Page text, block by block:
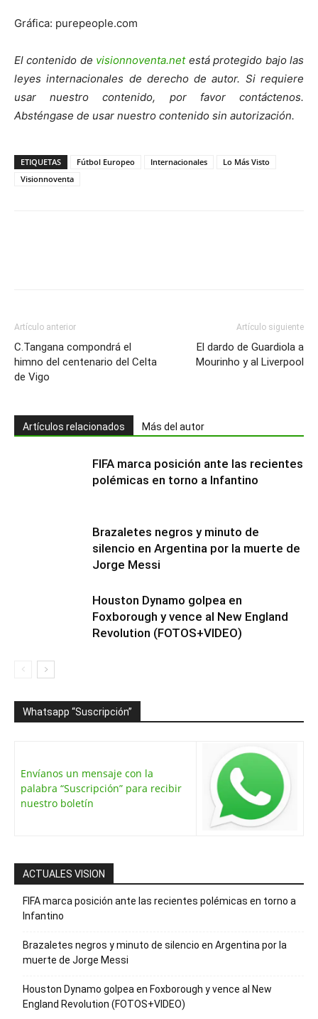
Gráfica: purepeople.com
El contenido de visionnoventa.netestá protegido bajo las
leyes internacionales de derecho de autor. Si requiere
usar nuestro contenido, por favor contáctenos.
Absténgase de usar nuestro contenido sin autorización.
ETIQUETAS Fútbol Europeo Internacionales
Lo Más Visto
Visionnoventa
Artículo anterior
C.Tangana compondrá el
himno del centenario del Celta
de Vigo
Artículo siguiente
El dardo de Guardiola a
Mourinho y al Liverpool
Artículos relacionados Más del autor
FIFA marca posición ante las recientes
polémicas en torno a Infantino
Brazaletes negros y minuto de
silencio en Argentina por la muerte de
Jorge Messi
Houston Dynamo golpea en
Foxborough y vence al New England
Revolution (FOTOS+VIDEO)
Whatsapp “Suscripción”
Envíanos un mensaje con la
palabra “Suscripción” para recibir
nuestro boletín
ACTUALES VISION
FIFA marca posición ante las recientes polémicas en torno a
Infantino
Brazaletes negros y minuto de silencio en Argentina por la
muerte de Jorge Messi
Houston Dynamo golpea en Foxborough y vence al New
England Revolution (FOTOS+VIDEO)